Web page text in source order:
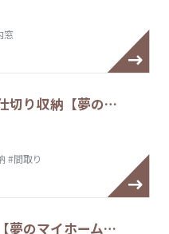
窓
切り収納【夢の…
#間取り
のマイホーム…